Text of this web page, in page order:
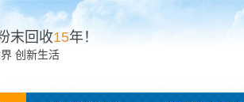
末回收15年！
创新生活